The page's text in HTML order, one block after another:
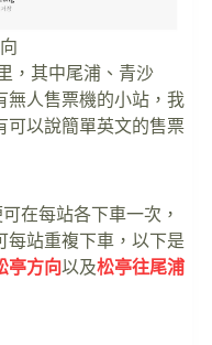
，其中尾浦、青沙
無人售票機的小站，我
可以說簡單英文的售票
在每站各下車一次，
每站重複下車，以下是
亭方向以及松亭往尾浦